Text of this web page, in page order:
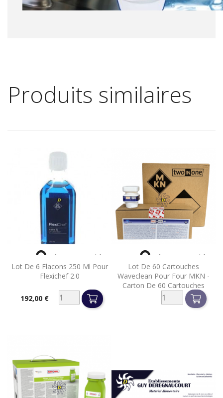
Produits similaires
Lot De 6 Flacons 250 Ml Pour
Flexichef 2.0
Prix192,00 €
 Aperçu rapide
Lot De 60 Cartouches
Waveclean Pour Four MKN -
Carton De 60 Cartouches
 Aperçu rapide